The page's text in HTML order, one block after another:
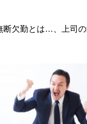
断欠勤とは…、上司の